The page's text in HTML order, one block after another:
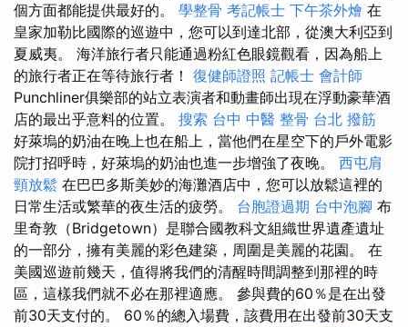
個方面都能提供最好的。 學整骨 考記帳士 下午茶外燴 在
皇家加勒比國際的巡遊中，您可以到達北部，從澳大利亞到
夏威夷。 海洋旅行者只能通過粉紅色眼鏡觀看，因為船上
的旅行者正在等待旅行者！ 復健師證照 記帳士 會計師
Punchliner俱樂部的站立表演者和動畫師出現在浮動豪華酒
店的最出乎意料的位置。 搜索 台中 中醫 整骨 台北 撥筋
好萊塢的奶油在晚上也在船上，當他們在星空下的戶外電影
院打招呼時，好萊塢的奶油也進一步增強了夜晚。 西屯肩
頸放鬆 在巴巴多斯美妙的海灘酒店中，您可以放鬆這裡的
日常生活或繁華的夜生活的疲勞。 台胞證過期 台中泡腳 布
里奇敦（Bridgetown）是聯合國教科文組織世界遺產遺址
的一部分，擁有美麗的彩色建築，周圍是美麗的花園。 在
美國巡遊前幾天，值得將我們的清醒時間調整到那裡的時
區，這樣我們就不必在那裡適應。 參與費的60％是在出發
前30天支付的。 60％的總入場費，該費用在出發前30天支